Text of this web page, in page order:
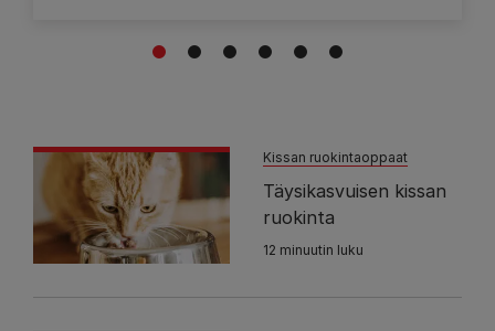
1 2 3 4 5 6
Kissan ruokintaoppaat
Täysikasvuisen kissan
ruokinta
12 minuutin luku